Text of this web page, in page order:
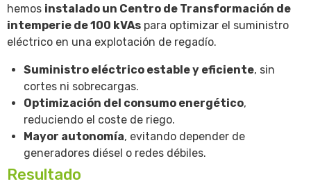
hemos instalado un Centro de Transformación de
intemperie de 100 kVAs para optimizar el suministro
eléctrico en una explotación de regadío.
Suministro eléctrico estable y eficiente, sin
cortes ni sobrecargas.
Optimización del consumo energético,
reduciendo el coste de riego.
Mayor autonomía, evitando depender de
generadores diésel o redes débiles.
Resultado